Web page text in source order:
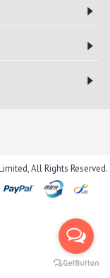
All Rights Reserved.